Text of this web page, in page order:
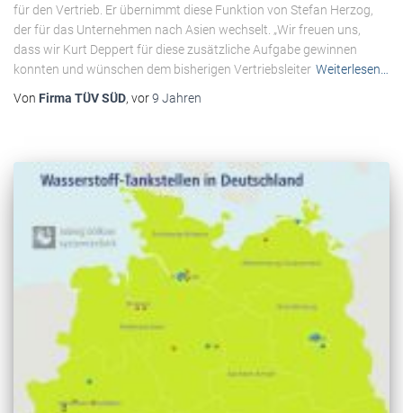
für den Vertrieb. Er übernimmt diese Funktion von Stefan Herzog,
der für das Unternehmen nach Asien wechselt. „Wir freuen uns,
dass wir Kurt Deppert für diese zusätzliche Aufgabe gewinnen
konnten und wünschen dem bisherigen Vertriebsleiter Weiterlesen…
Von Firma TÜV SÜD, vor9 Jahren